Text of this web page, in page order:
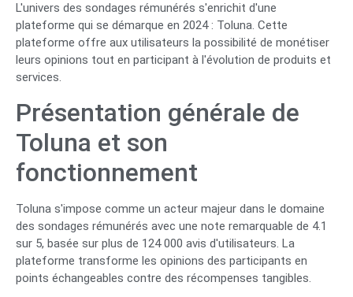
L'univers des sondages rémunérés s'enrichit d'une
plateforme qui se démarque en 2024 : Toluna. Cette
plateforme offre aux utilisateurs la possibilité de monétiser
leurs opinions tout en participant à l'évolution de produits et
services.
Présentation générale de
Toluna et son
fonctionnement
Toluna s'impose comme un acteur majeur dans le domaine
des sondages rémunérés avec une note remarquable de 4.1
sur 5, basée sur plus de 124 000 avis d'utilisateurs. La
plateforme transforme les opinions des participants en
points échangeables contre des récompenses tangibles.